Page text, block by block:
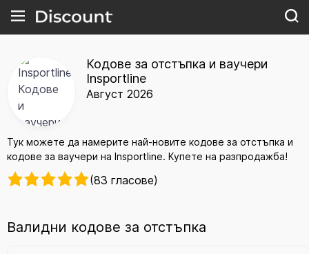
Кодове за отстъпка и ваучери
Insportline
Август 2026
Тук можете да намерите най-новите кодове за отстъпка и
кодове за ваучери на Insportline. Купете на разпродажба!
(83 гласове)
Валидни кодове за отстъпка